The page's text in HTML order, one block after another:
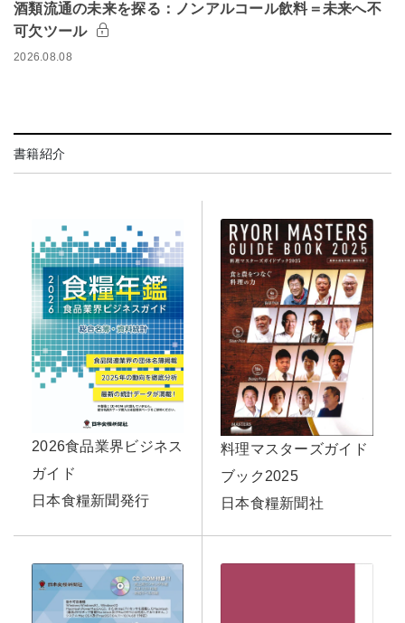
酒類流通の未来を探る：ノンアルコール飲料＝未来へ不
可欠ツール
2026.08.08
書籍紹介
2026食品業界ビジネス
ガイド
日本食糧新聞発行
料理マスターズガイド
ブック2025
日本食糧新聞社